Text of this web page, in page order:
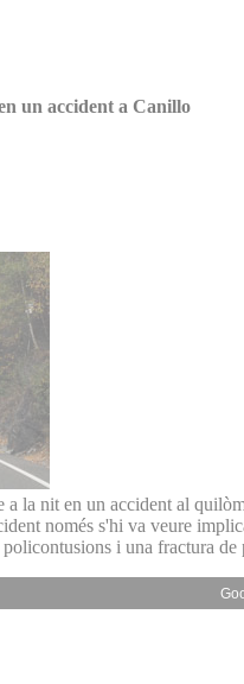
un accident a Canillo
a la nit en un accident al
només s'hi va veure
i una fractura